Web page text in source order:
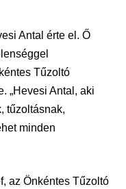
Antal érte el. Ő
Tűzoltó
„Hevesi Antal, aki
tűzoltásnak,
minden
az Önkéntes Tűzoltó